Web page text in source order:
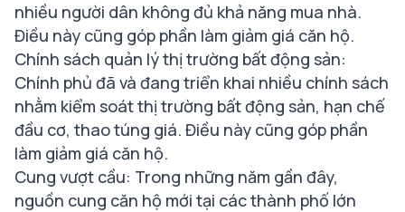
nhiều người dân không đủ khả năng mua nhà.
Điều này cũng góp phần làm giảm giá căn hộ.
Chính sách quản lý thị trường bất động sản:
Chính phủ đã và đang triển khai nhiều chính sách
nhằm kiểm soát thị trường bất động sản, hạn chế
đầu cơ, thao túng giá. Điều này cũng góp phần
làm giảm giá căn hộ.
Cung vượt cầu: Trong những năm gần đây,
nguồn cung căn hộ mới tại các thành phố lớn